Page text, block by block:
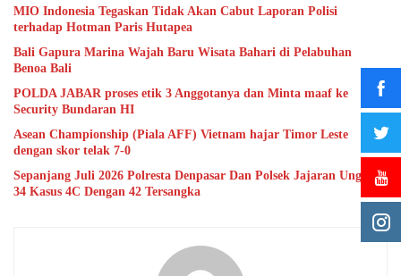
MIO Indonesia Tegaskan Tidak Akan Cabut Laporan Polisi
terhadap Hotman Paris Hutapea
Bali Gapura Marina Wajah Baru Wisata Bahari di Pelabuhan
Benoa Bali
POLDA JABAR proses etik 3 Anggotanya dan Minta maaf ke
Security Bundaran HI
Asean Championship (Piala AFF) Vietnam hajar Timor Leste
dengan skor telak 7-0
Sepanjang Juli 2026 Polresta Denpasar Dan Polsek Jajaran Ungkap
34 Kasus 4C Dengan 42 Tersangka